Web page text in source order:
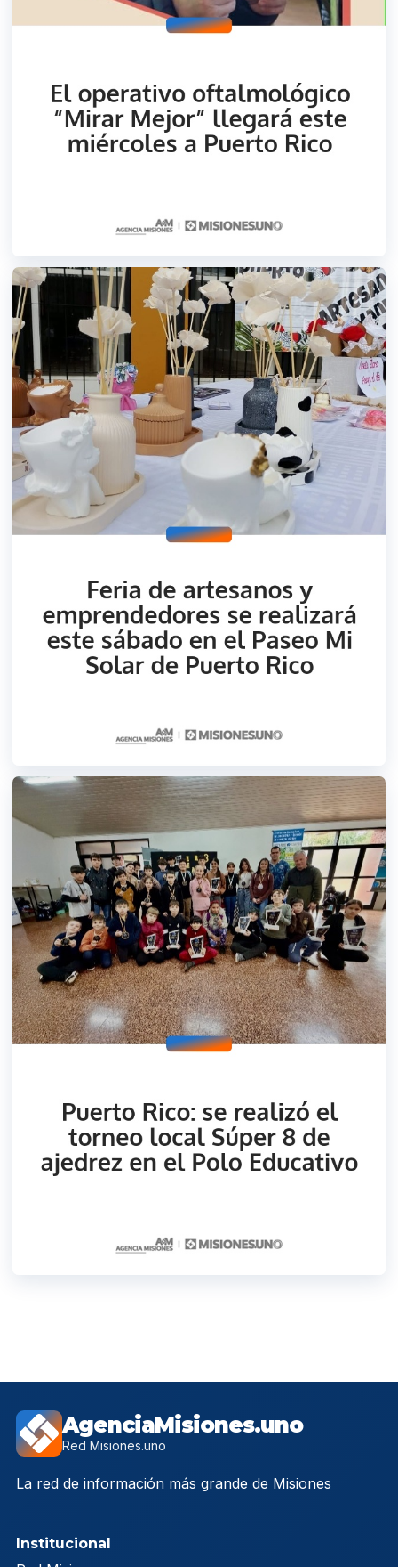
AgenciaMisiones.uno
Red Misiones.uno
La red de información más grande de Misiones
Institucional